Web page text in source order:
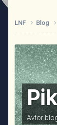
LNF Blog
Avtor